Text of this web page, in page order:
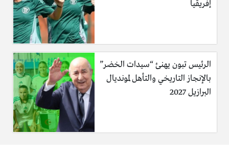
إفريقيا
الرئيس تبون يهنئ “سيدات الخضر”
بالإنجاز التاريخي والتأهل لمونديال
البرازيل 2027